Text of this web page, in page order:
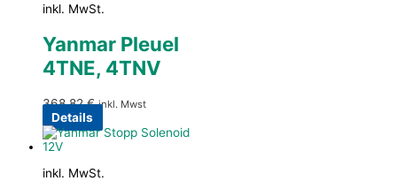
inkl. MwSt.
Yanmar Pleuel
4TNE, 4TNV
368,82€ inkl. Mwst
Details
inkl. MwSt.